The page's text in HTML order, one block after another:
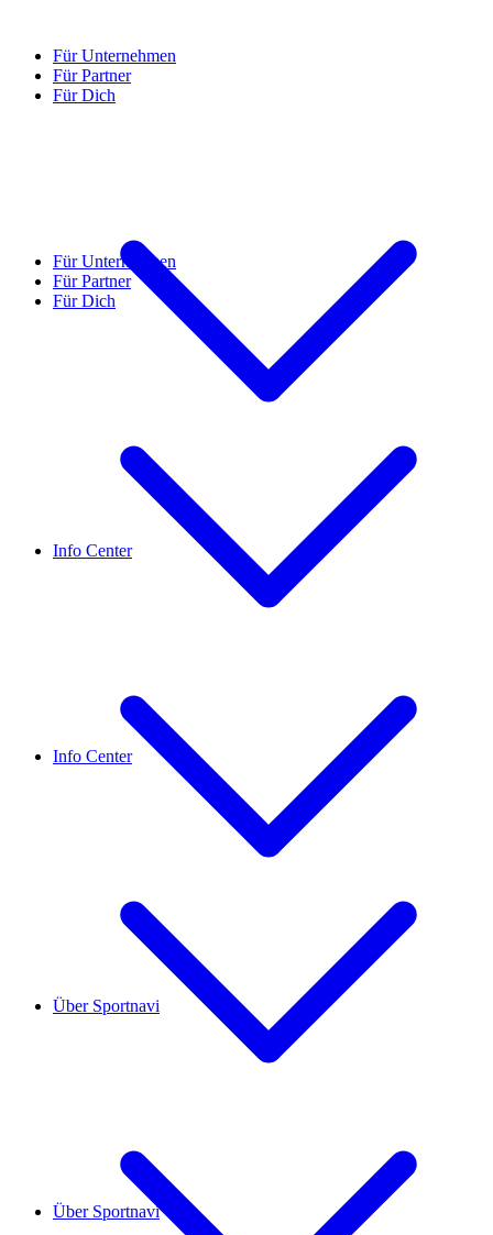
Für Unternehmen
Für Partner
Für Dich
Info Center
Über Sportnavi
Für Unternehmen
Für Partner
Für Dich
Info Center
Über Sportnavi